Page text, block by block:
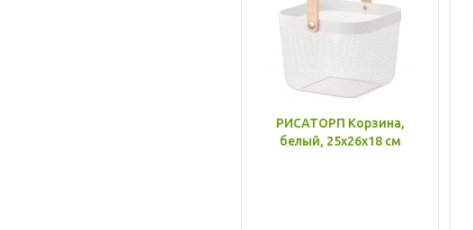
РИСАТОРП Корзина,
белый, 25x26x18 см